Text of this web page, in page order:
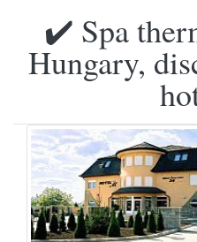
✔️ Spa
Hungary,